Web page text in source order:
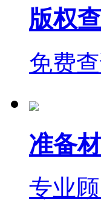
版权
免费
准备
专业